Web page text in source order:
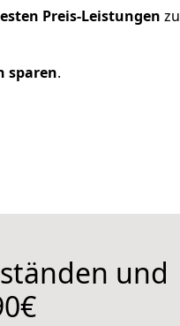
Preis-Leistungen zu
sparen.
und